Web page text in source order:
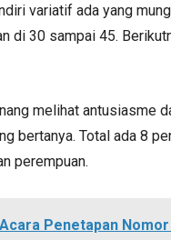
variatif ada yang
di 30 sampai 45.
melihat antusiasme
bertanya. Total ada 8
perempuan.
Acara Penetapan